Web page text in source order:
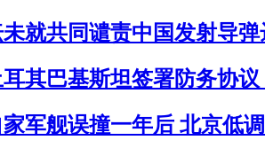
就共同谴责中国发射导
其巴基斯坦签署防务协
军舰误撞一年后 北京低